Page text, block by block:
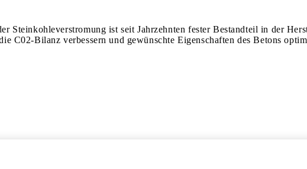
Steinkohleverstromung ist seit Jahrzehnten fester Bestandteil in der
C02-Bilanz verbessern und gewünschte Eigenschaften des Betons